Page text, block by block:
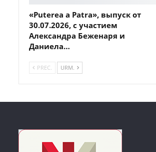
«Puterea a Patra», выпуск от
30.07.2026, с участием
Александра Беженаря и
Даниела…
PREC. URM.